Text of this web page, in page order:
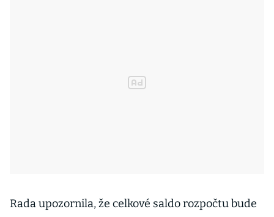
Rada upozornila, že celkové saldo rozpočtu bude